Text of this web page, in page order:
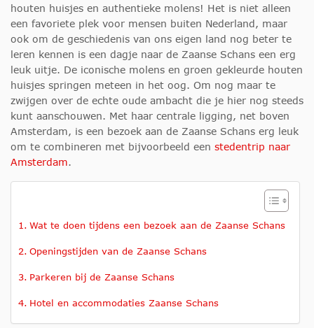
houten huisjes en authentieke molens! Het is niet alleen
een favoriete plek voor mensen buiten Nederland, maar
ook om de geschiedenis van ons eigen land nog beter te
leren kennen is een dagje naar de Zaanse Schans een erg
leuk uitje. De iconische molens en groen gekleurde houten
huisjes springen meteen in het oog. Om nog maar te
zwijgen over de echte oude ambacht die je hier nog steeds
kunt aanschouwen. Met haar centrale ligging, net boven
Amsterdam, is een bezoek aan de Zaanse Schans erg leuk
om te combineren met bijvoorbeeld een stedentrip naar
Amsterdam.
Wat te doen tijdens een bezoek aan de Zaanse Schans
Openingstijden van de Zaanse Schans
Parkeren bij de Zaanse Schans
Hotel en accommodaties Zaanse Schans